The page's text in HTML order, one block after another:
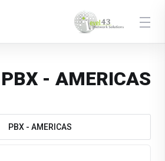
PBX - AMERICAS
PBX - AMERICAS